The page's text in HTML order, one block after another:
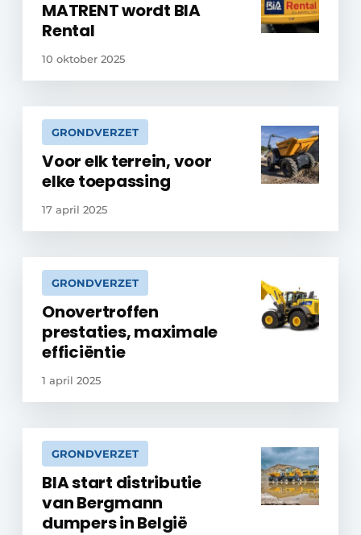
MATRENT wordt BIA
Rental
10 oktober 2025
GRONDVERZET
Voor elk terrein, voor
elke toepassing
17 april 2025
GRONDVERZET
Onovertroffen
prestaties, maximale
efficiëntie
1 april 2025
GRONDVERZET
BIA start distributie
van Bergmann
dumpers in België